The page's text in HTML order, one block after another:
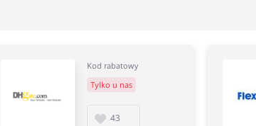
Kod rabatowy
Tylko u nas
43